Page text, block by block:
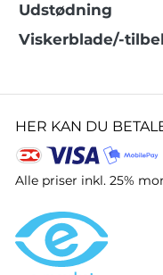
Udstødning
Viskerblade/-
HER KAN DU
Alle priser inkl. 25%